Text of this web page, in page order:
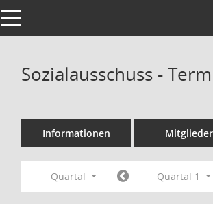
Toggle navigation
Sozialausschuss -
Informationen Mitglieder
Quartal Quartal 1